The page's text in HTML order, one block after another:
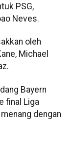
PSG,
Neves.
oleh
Michael
Bayern
final Liga
dengan